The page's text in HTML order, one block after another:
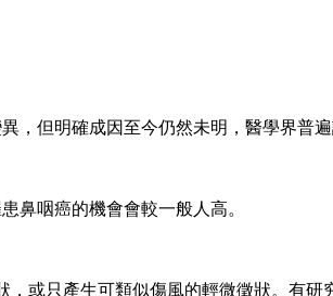
，但明確成因至今仍然未明，醫學界普
鼻咽癌的機會會較一般人高。
或只產生可類似傷風的輕微徵狀。有